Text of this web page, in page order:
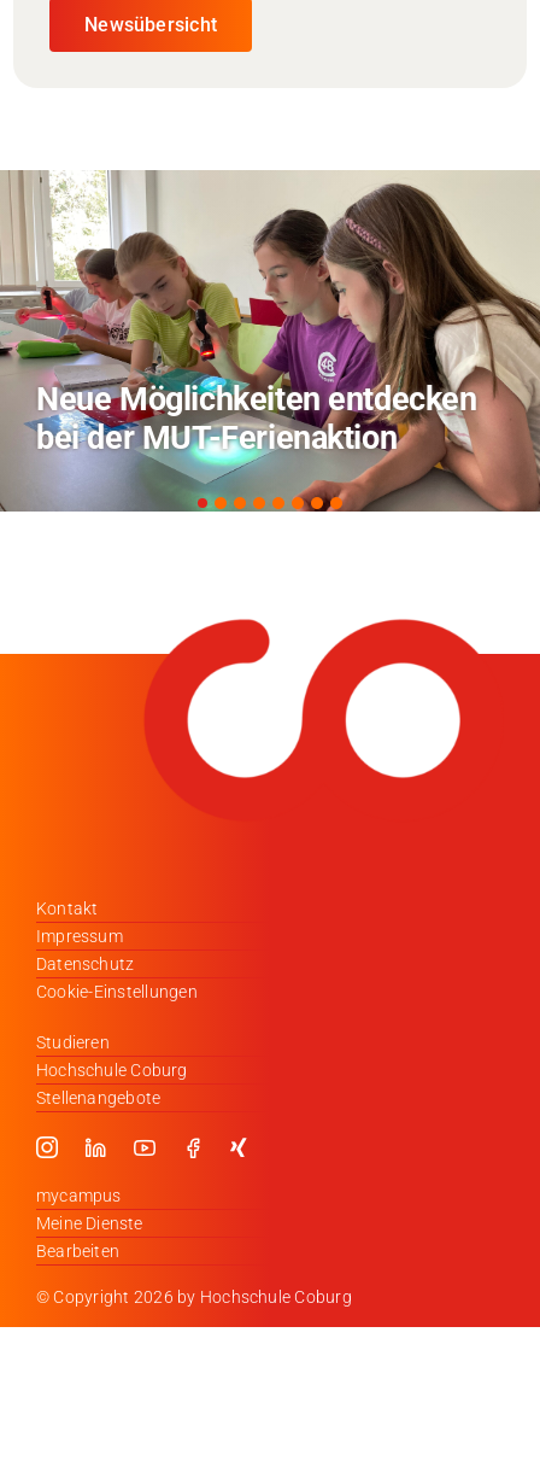
Newsübersicht
TVO berichtet über
zu KI in der
Kontakt
Impressum
Datenschutz
Cookie-Einstellungen
Studieren
Hochschule Coburg
Stellenangebote
mycampus
Meine Dienste
Bearbeiten
© Copyright 2026 by Hochschule Coburg